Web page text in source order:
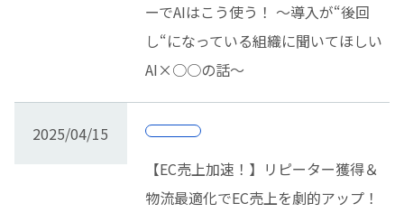
ーでAIはこう使う！ ～導入が“後回
し“になっている組織に聞いてほしい
AI×○○の話～
2025/04/15
【EC売上加速！】リピーター獲得＆
物流最適化でEC売上を劇的アップ！